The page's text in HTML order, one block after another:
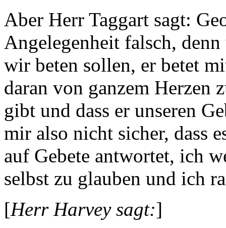
Aber Herr Taggart sagt:
Angelegenheit falsch,
wir beten sollen, er betet
daran von ganzem Herzen
gibt und dass er unseren
mir also nicht sicher, dass
auf Gebete antwortet, ich
selbst zu glauben und ich
[Herr Harvey sagt:]